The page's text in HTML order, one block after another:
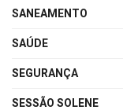
SANEAMENTO
SAÚDE
SEGURANÇA
SESSÃO SOLENE